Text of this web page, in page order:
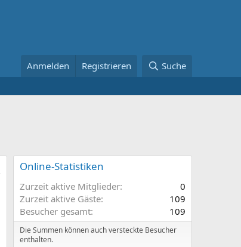
Anmelden Registrieren Suche
Online-Statistiken
Zurzeit aktive Mitglieder
0
Zurzeit aktive Gäste
109
Besucher gesamt
109
Die Summen können auch versteckte Besucher
enthalten.